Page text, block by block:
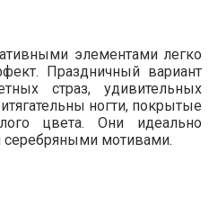
элементами легко
Праздничный вариант
страз, удивительных
ногти, покрытые
цвета. Они идеально
серебряными мотивами.